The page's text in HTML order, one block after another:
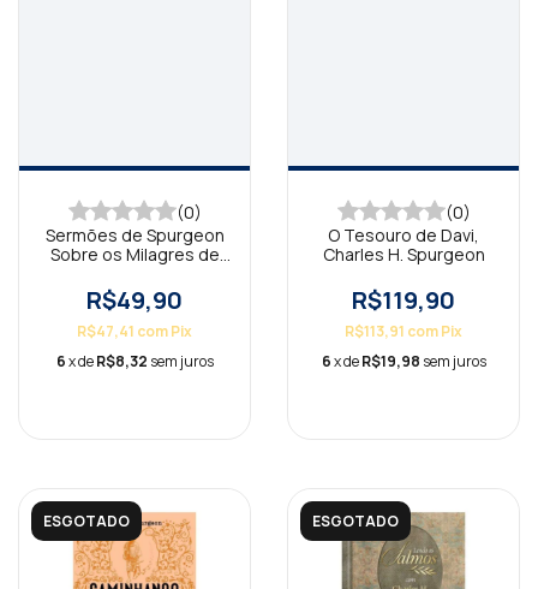
(0)
Sermões de Spurgeon
Sobre os Milagres de
R$49,90
R$47,41 comPix
6x deR$8,32 sem juros
(0)
O Tesouro de Davi,
Charles H. Spurgeon
R$119,90
R$113,91 comPix
6x deR$19,98 sem juros
ESGOTADO ESGOTADO